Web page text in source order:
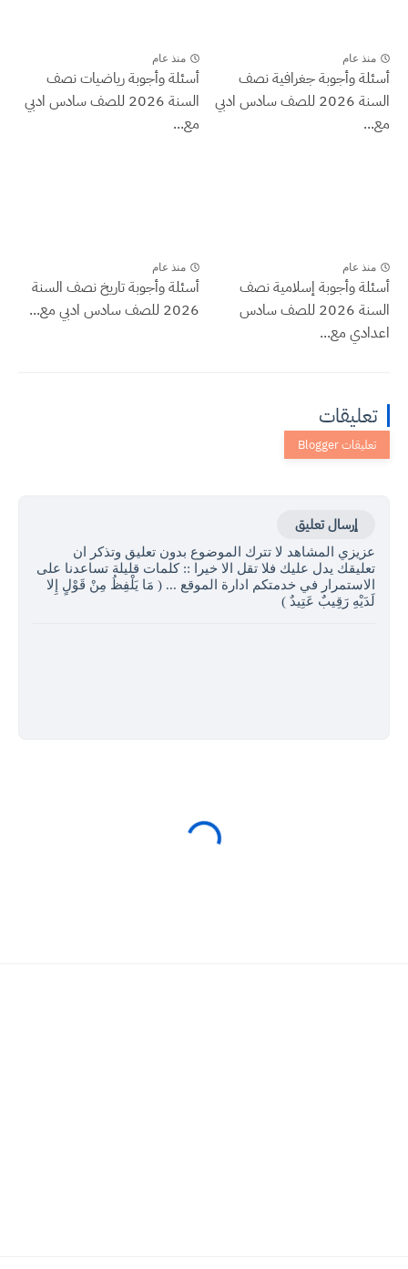
منذ عام
أسئلة وأجوبة جغرافية نصف
السنة 2026 للصف سادس ادبي
مع...
منذ عام
أسئلة وأجوبة رياضيات نصف
السنة 2026 للصف سادس ادبي
مع...
منذ عام
أسئلة وأجوبة إسلامية نصف
السنة 2026 للصف سادس
اعدادي مع...
منذ عام
أسئلة وأجوبة تاريخ نصف السنة
2026 للصف سادس ادبي مع...
تعليقات
إرسال تعليق
عزيزي المشاهد لا تترك الموضوع بدون تعليق وتذكر ان
تعليقك يدل عليك فلا تقل الا خيرا :: كلمات قليلة تساعدنا على
الاستمرار في خدمتكم ادارة الموقع ... ( مَا يَلْفِظُ مِنْ قَوْلٍ إِلا
لَدَيْهِ رَقِيبٌ عَتِيدٌ )